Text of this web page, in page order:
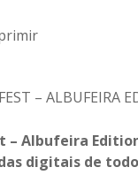
– Albufeira
digitais de